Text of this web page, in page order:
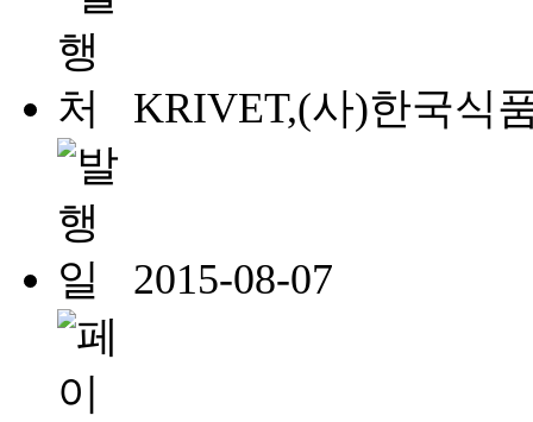
KRIVET,(사)한국식
2015-08-07